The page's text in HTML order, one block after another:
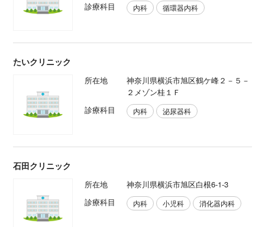
診療科目
内科 循環器内科
たいクリニック
所在地
神奈川県横浜市旭区鶴ケ峰２－５－
２メゾン桂１Ｆ
診療科目
内科 泌尿器科
石田クリニック
所在地
神奈川県横浜市旭区白根6-1-3
診療科目
内科 小児科 消化器内科